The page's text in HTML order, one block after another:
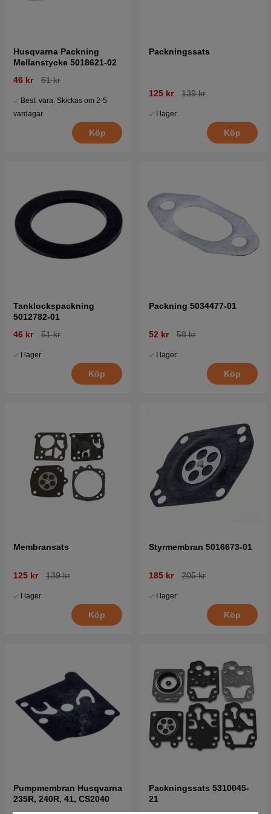
Husqvarna Packning
Mellanstycke 5018621-02
46 kr
51 kr
Best. vara. Skickas om 2-5
vardagar
Köp
Packningssats
125 kr 139 kr
I lager
Köp
Tanklockspackning
5012782-01
46 kr
51 kr
I lager
Köp
Packning 5034477-01
52 kr 58 kr
I lager
Köp
Membransats
125 kr 139 kr
I lager
Köp
Styrmembran 5016673-01
185 kr 205 kr
I lager
Köp
Pumpmembran Husqvarna
235R, 240R, 41, CS2040
Packningssats 5310045-
21